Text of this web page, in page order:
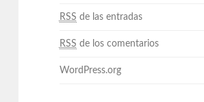
RSS de las entradas
RSS de los comentarios
WordPress.org